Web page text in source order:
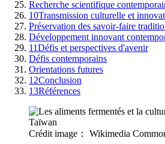
Recherche scientifique
10Transmission culturelle et
Préservation des savoir-faire
Développement innovant
11Défis et perspectives d'avenir
Défis contemporains
Orientations futures
12Conclusion
13Références
Crédit image： Wikimedia